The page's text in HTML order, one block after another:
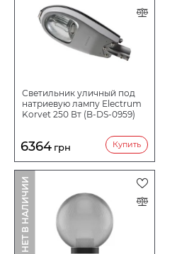
Светильник уличный под
натриевую лампу Electrum
Korvet 250 Вт (B-DS-0959)
6364 грн Купить
НЕТ В НАЛИЧИИ